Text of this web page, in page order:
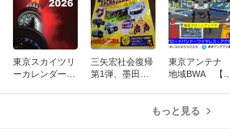
東京スカイツリ
ーカレンダー10
三矢宏社会復帰
第1弾、墨田区
東京アンテナ
地域BWA 【創
ド・ワイヤレ
もっと見る